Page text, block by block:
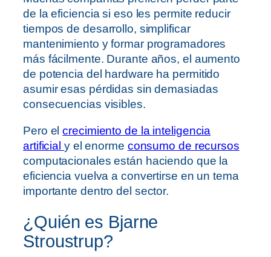
de la eficiencia si eso les permite reducir
tiempos de desarrollo, simplificar
mantenimiento y formar programadores
más fácilmente. Durante años, el aumento
de potencia del hardware ha permitido
asumir esas pérdidas sin demasiadas
consecuencias visibles.
Pero elcrecimiento de la inteligencia
artificial y el enorme consumo de recursos
computacionales están haciendo que la
eficiencia vuelva a convertirse en un tema
importante dentro del sector.
¿Quién es Bjarne
Stroustrup?